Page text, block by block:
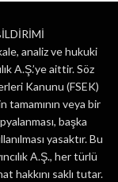
analiz ve hukuki
A.Ş.’ye aittir. Söz
Kanunu (FSEK)
tamamının veya bir
başka
yasaktır. Bu
A.Ş., her türlü
hakkını saklı tutar.